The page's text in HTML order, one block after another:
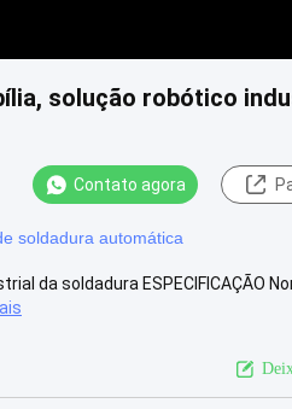
solução robótico
Contato agora
soldadura automática
da soldadura ESPECIFICAÇÃO